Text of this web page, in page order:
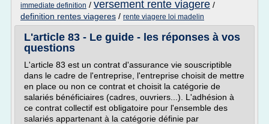
immediate definition / versement rente viagere /
definition rentes viageres / rente viagere loi madelin
L'article 83 - Le guide - les réponses à vos
questions
L'article 83 est un contrat d'assurance vie souscriptible
dans le cadre de l'entreprise, l'entreprise choisit de mettre
en place ou non ce contrat et choisit la catégorie de
salariés bénéficiaires (cadres, ouvriers...). L'adhésion à
ce contrat collectif est obligatoire pour l'ensemble des
salariés appartenant à la catégorie définie par